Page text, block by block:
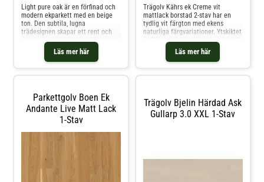
Läs mer här
Light pure oak är en förfinad och
modern ekparkett med en beige
ton. Den subtila, lugna
trädesignen skapar ett rent och
minimalistiskt intryck. Light pure
oak har en extra matt yta och lätt
borstning för ett obehandlat och
sofistikerat utseende. Falster har
små till medelstora rum. I större
lokaler ger det ett livligare
intryck. Falster är ett Stayclean+
golv som gör ytan på ditt trägolv
vattenbeständigt upp till 72
timmar. Detta unika skydd
vilket håller golvet fräscht och gör
det enkelt att rengöra.
Läs mer här
Trägolv Kährs ek Creme vit
mattlack borstad 2-stav har en
tydlig vit färgton med ekens
naturliga färgvariationer. Ytskiktet
är 3,5 mm tjockt, vilket innebär att
Kährs Original kan slipas 3-4
gånger, så att flera generationer
kan ha glädje av dem. Kährs
Parkettgolv Boen Ek
Andante Live Matt Lack
1-Stav
Trägolv Bjelin Härdad Ask
Gullarp 3.0 XXL 1-Stav